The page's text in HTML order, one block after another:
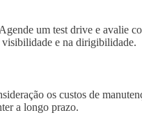
um test drive e avalie
visibilidade e na dirigibilidade.
os custos de
a longo prazo.